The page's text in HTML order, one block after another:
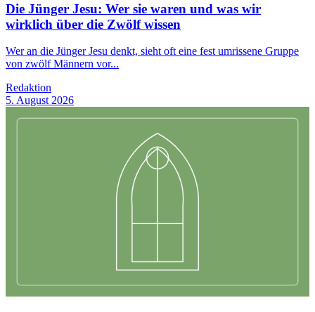
Die Jünger Jesu: Wer sie waren und was wir
wirklich über die Zwölf wissen
Wer an die Jünger Jesu denkt, sieht oft eine fest umrissene Gruppe
von zwölf Männern vor...
Redaktion
5. August 2026